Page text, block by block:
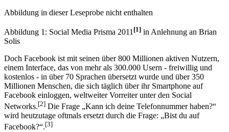
Abbildung in dieser Leseprobe nicht enthalten
Abbildung 1: Social Media Prisma 2011 [1] in Anlehnung an Brian
Solis
Doch Facebook ist mit seinen über 800 Millionen aktiven Nutzern,
einem Interface, das von mehr als 300.000 Usern - freiwillig und
kostenlos - in über 70 Sprachen übersetzt wurde und über 350
Millionen Menschen, die sich täglich über ihr Smartphone auf
Facebook einloggen, weltweiter Vorreiter unter den Social
Networks.[2] Die Frage „Kann ich deine Telefonnummer haben?“
wird heutzutage oftmals ersetzt durch die Frage: „Bist du auf
Facebook?“.[3]